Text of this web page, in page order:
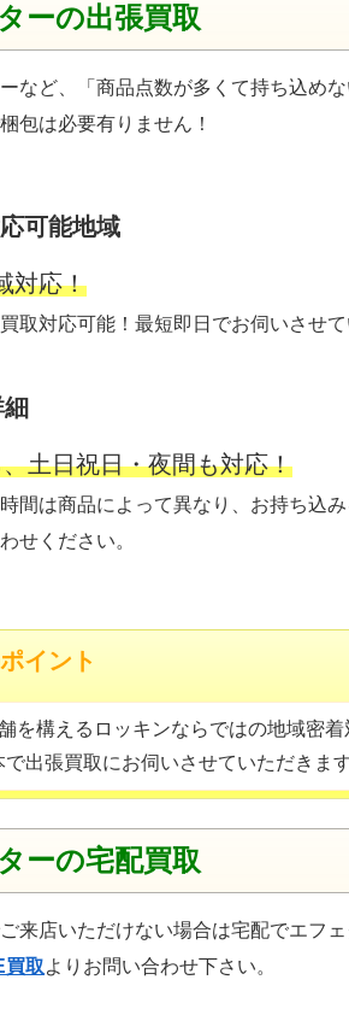
ーの出張買取
など、「商品点数が多くて持ち込め
包は必要有りません！
可能地域
対応！
取対応可能！最短即日でお伺いさせて
土日祝日・夜間も対応！
間は商品によって異なり、お持ち込
せください。
イント
を構えるロッキンならではの地域密着
出張買取にお伺いさせていただきます
ーの宅配買取
来店いただけない場合は宅配でエフ
買取よりお問い合わせ下さい。